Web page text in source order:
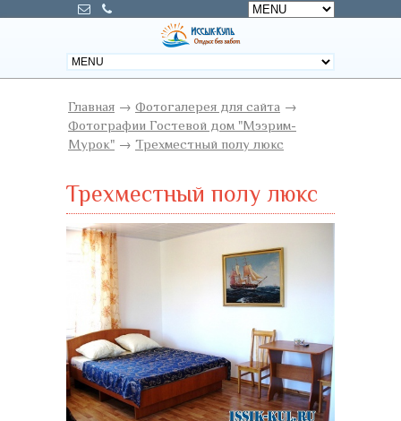
Главная → Фотогалерея для сайта →
Фотографии Гостевой дом "Мээрим-
Мурок" → Трехместный полу люкс
Трехместный полу люкс